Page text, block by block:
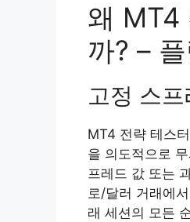
왜 MT4
까? –
고정 스
MT4 전략 테스
을 의도적으로
프레드 값 또는
로/달러 거래에
래 세션의 모든